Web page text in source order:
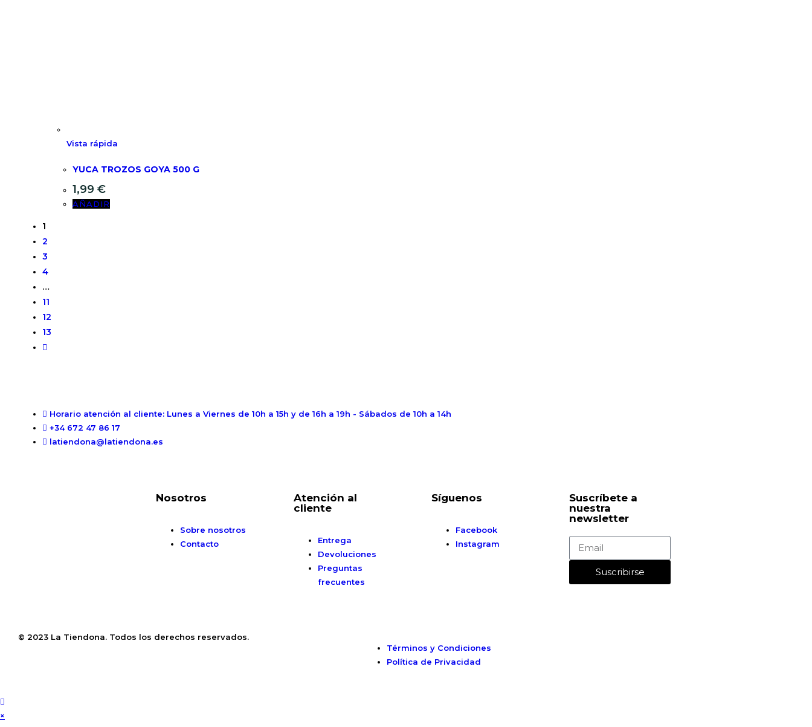
Vista rápida
YUCA TROZOS GOYA 500 G
1,99 €
AÑADIR
1
2
3
4
…
11
12
13
Horario atención al cliente: Lunes a Viernes de 10h a 15h y de 16h a 19h - Sábados de 10h a 14h
+34 672 47 86 17
latiendona@latiendona.es
Nosotros
Sobre nosotros
Contacto
Atención al
cliente
Entrega
Devoluciones
Preguntas
frecuentes
Síguenos
Facebook
Instagram
Suscríbete a
nuestra
newsletter
Suscribirse
© 2023 La Tiendona. Todos los derechos reservados.
Términos y Condiciones
Política de Privacidad
×